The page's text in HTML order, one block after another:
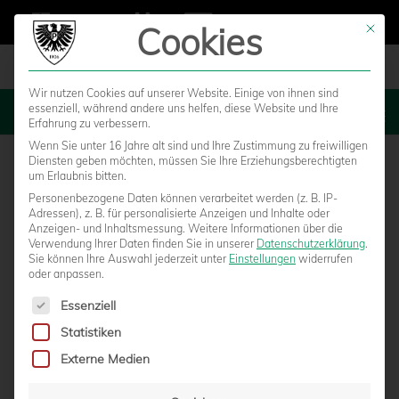
MENU
AMTSZEIT TURNUSGEMÄSS BEENDET – P
Mit
Cookies
Wir nutzen Cookies auf unserer Website. Einige von ihnen sind
essenziell, während andere uns helfen, diese Website und Ihre
Erfahrung zu verbessern.
Wenn Sie unter 16 Jahre alt sind und Ihre Zustimmung zu freiwilligen
Diensten geben möchten, müssen Sie Ihre Erziehungsberechtigten
um Erlaubnis bitten.
Personenbezogene Daten können verarbeitet werden (z. B. IP-
Adressen), z. B. für personalisierte Anzeigen und Inhalte oder
Anzeigen- und Inhaltsmessung. Weitere Informationen über die
Verwendung Ihrer Daten finden Sie in unserer Datenschutzerklärung.
Sie können Ihre Auswahl jederzeit unter Einstellungen widerrufen
oder anpassen.
Es folgt eine Liste der Service-Gruppen, für die eine
Essenziell
Statistiken
Externe Medien